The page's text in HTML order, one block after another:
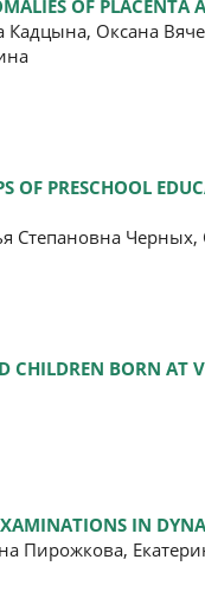
OF PLACENTA
Оксана
OF PRESCHOOL
Степановна
BORN AT
IN
Пирожкова,